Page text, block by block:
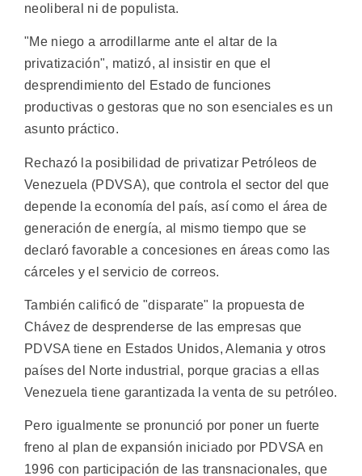
neoliberal ni de populista.
"Me niego a arrodillarme ante el altar de la
privatización", matizó, al insistir en que el
desprendimiento del Estado de funciones
productivas o gestoras que no son esenciales es un
asunto práctico.
Rechazó la posibilidad de privatizar Petróleos de
Venezuela (PDVSA), que controla el sector del que
depende la economía del país, así como el área de
generación de energía, al mismo tiempo que se
declaró favorable a concesiones en áreas como las
cárceles y el servicio de correos.
También calificó de "disparate" la propuesta de
Chávez de desprenderse de las empresas que
PDVSA tiene en Estados Unidos, Alemania y otros
países del Norte industrial, porque gracias a ellas
Venezuela tiene garantizada la venta de su petróleo.
Pero igualmente se pronunció por poner un fuerte
freno al plan de expansión iniciado por PDVSA en
1996 con participación de las transnacionales, que